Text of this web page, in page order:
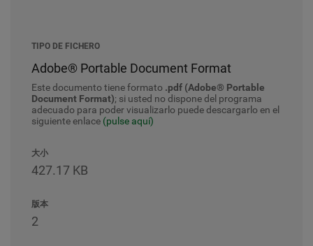
TIPO DE FICHERO
Adobe® Portable Document Format
Este documento tiene formato .pdf (Adobe® Portable
Document Format); si usted no dispone del programa
adecuado para poder visualizarlo puede descargarlo en el
siguiente enlace (pulse aquí)
大小
427.17 KB
版本
2